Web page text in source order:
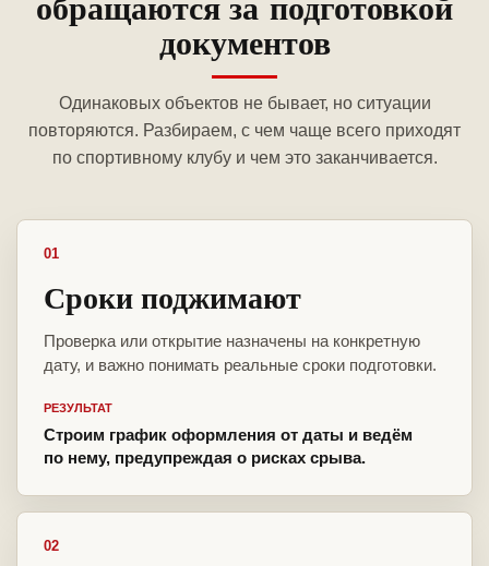
документов
Одинаковых объектов не бывает, но ситуации
повторяются. Разбираем, с чем чаще всего приходят
по спортивному клубу и чем это заканчивается.
01
Сроки поджимают
Проверка или открытие назначены на конкретную
дату, и важно понимать реальные сроки подготовки.
РЕЗУЛЬТАТ
Строим график оформления от даты и ведём
по нему, предупреждая о рисках срыва.
02